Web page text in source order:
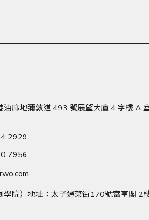
麻地彌敦道 493 號展望大廈 4 字樓 A
2929
7956
學院）地址：太子通菜街170號富亨閣 2